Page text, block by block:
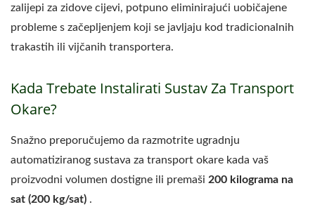
zalijepi za zidove cijevi, potpuno eliminirajući uobičajene
probleme s začepljenjem koji se javljaju kod tradicionalnih
trakastih ili vijčanih transportera.
Kada Trebate Instalirati Sustav Za Transport
Okare?
Snažno preporučujemo da razmotrite ugradnju
automatiziranog sustava za transport okare kada vaš
proizvodni volumen dostigne ili premaši 200 kilograma na
sat (200 kg/sat) .